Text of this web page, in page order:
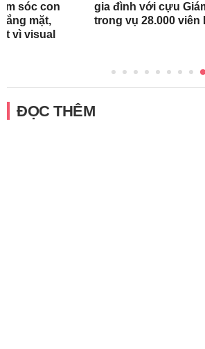
sóc con
mặt,
vì visual
gia đình với cựu
trong vụ 28.000
ĐỌC THÊM